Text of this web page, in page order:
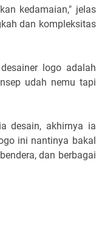
kedamaian," jelas
dan kompleksitas
logo adalah
udah nemu tapi
desain, akhirnya ia
ini nantinya bakal
dan berbagai